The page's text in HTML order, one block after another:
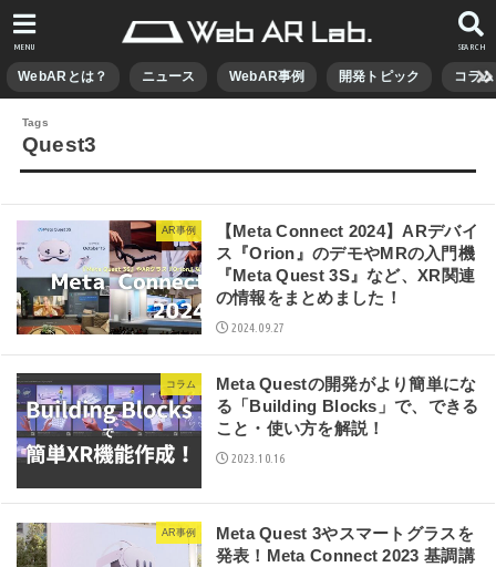
WebARとは？ ニュース WebAR事例 開発トピック コラム
SEARCH
MENU
Quest3
AR事例
【Meta Connect 2024】ARデバイ
ス『Orion』のデモやMRの入門機
『Meta Quest 3S』など、XR関連
の情報をまとめました！
2024.09.27
コラム
Meta Questの開発がより簡単にな
る「Building Blocks」で、できる
こと・使い方を解説！
2023.10.16
AR事例
Meta Quest 3やスマートグラスを
発表！Meta Connect 2023 基調講